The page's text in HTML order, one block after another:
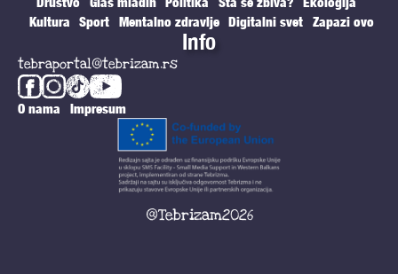
Kultura
Sport Mentalno zdravlje Digitalni svet Zapazi ovo
Info
tebraportal@tebrizam.rs
O nama Impresum
@Tebrizam2026